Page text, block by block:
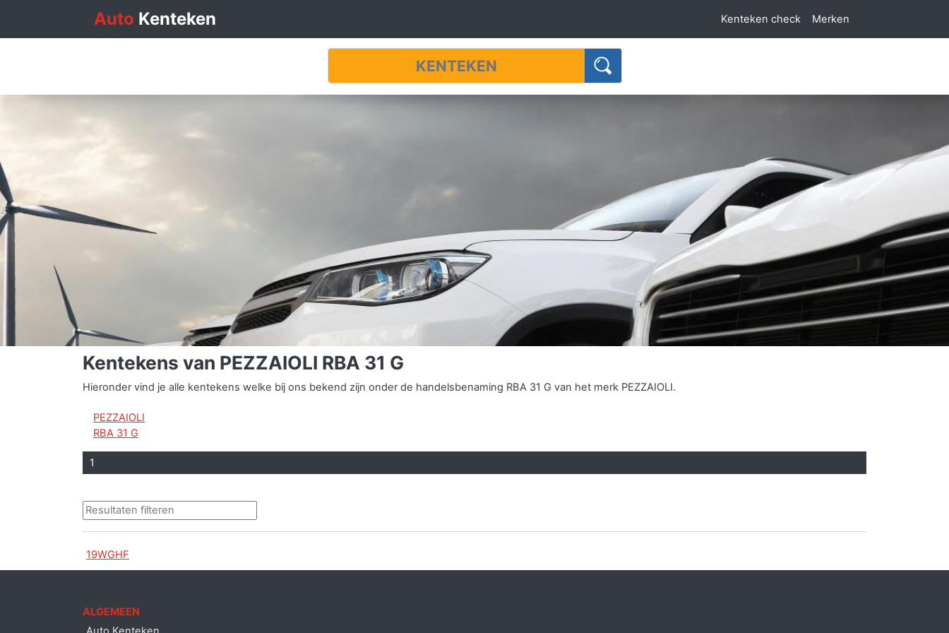
Auto Kenteken Kenteken check Merken
Kentekens van PEZZAIOLI RBA 31 G
Hieronder vind je alle kentekens welke bij ons bekend zijn onder de handelsbenaming RBA 31 G van het merk PEZZAIOLI.
PEZZAIOLI
RBA 31 G
1
19WGHF
ALGEMEEN